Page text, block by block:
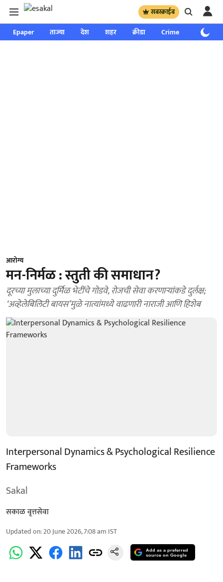
सबस्क्राईब
Epaper ताज्या देश शहर क्रीडा Crime साप्ताहिक
आरोग्य
मन-निर्मळ : स्तुती की समाधान?
दूरच्या मुलाच्या दुर्मिळ भेटींचे गोडवे, रोजची सेवा करणाऱ्यांकडे दुर्लक्ष;
‘अव्हेलेबिलिटी बायस’मुळे नात्यांमध्ये वाढणारी नाराजी आणि हिशेब
Interpersonal Dynamics & Psychological Resilience
Frameworks
Sakal
सकाळ वृत्तसेवा
Updated on:20 June 2026, 7:08 am IST
Add as a preferred
source on Google